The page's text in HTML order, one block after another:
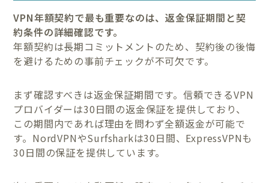
VPN年額契約で最も重要なのは、返金保証期間と契
約条件の詳細確認です。
年額契約は長期コミットメントのため、契約後の後悔
を避けるための事前チェックが不可欠です。
まず確認すべきは返金保証期間です。信頼できるVPN
プロバイダーは30日間の返金保証を提供しており、
この期間内であれば理由を問わず全額返金が可能で
す。NordVPNやSurfsharkは30日間、ExpressVPNも
30日間の保証を提供しています。